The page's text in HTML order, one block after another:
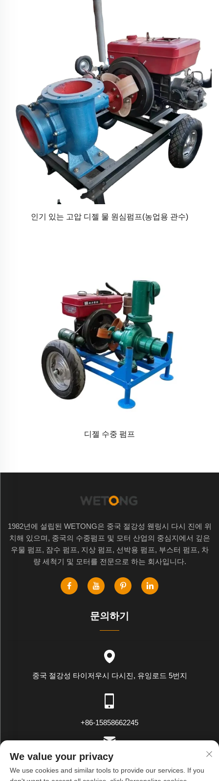
인기 있는 고압 디젤 물 원심펌프(농업용 관수)
디젤 수중 펌프
1982년에 설립된 WETONG은 중국 절강성 웬링시 다시 진에 위
치해 있으며, 중국의 수중펌프 및 모터 산업의 중심지에서 깊은
우물 펌프, 잠수 펌프, 지상 펌프, 선박용 펌프, 부스터 펌프, 차
량 세척기 및 모터를 전문으로 하는 회사입니다.
문의하기
중국 절강성 타이저우시 다시진, 유잉로드 5번지
+86-15858662245
[email protected]
We value your privacy
We use cookies and similar tools to provide our services. If you